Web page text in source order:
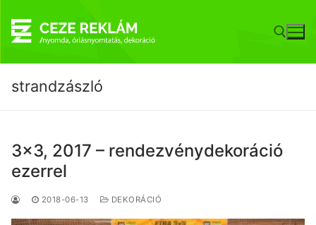
tartalomra
strandzászló
3×3, 2017 – rendezvénydekoráció
ezerrel
2018-06-13 DEKORÁCIÓ